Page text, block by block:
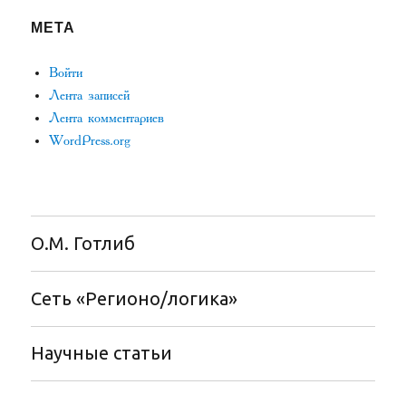
МЕТА
Войти
Лента записей
Лента комментариев
WordPress.org
О.М. Готлиб
Сеть «Регионо/логика»
Научные статьи